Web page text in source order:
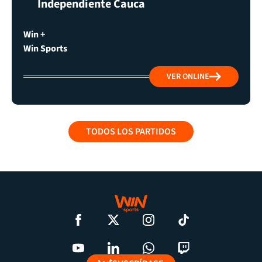
Independiente Cauca
Win +
Win Sports
VER ONLINE
TODOS LOS PARTIDOS